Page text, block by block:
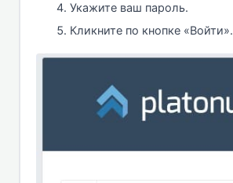
Укажите ваш пароль.
Кликните по кнопке «Войти».